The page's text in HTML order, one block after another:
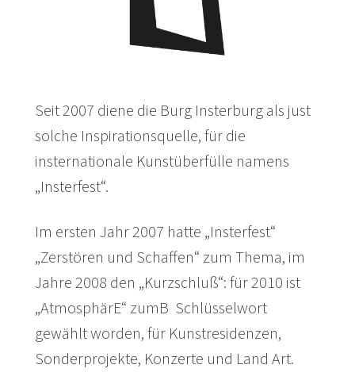
Seit 2007 diene die Burg Insterburg als just
solche Inspirationsquelle, für die
insternationale Kunstüberfülle namens
„Insterfest“.
Im ersten Jahr 2007 hatte „Insterfest“
„Zerstören und Schaffen“ zum Thema, im
Jahre 2008 den „Kurzschluß“: für 2010 ist
„AtmosphärE“ zumВ Schlüsselwort
gewählt worden, für Kunstresidenzen,
Sonderprojekte, Konzerte und Land Art.